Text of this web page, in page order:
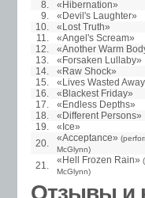
8.
«Hibernation»
9.
«Devil's Laughter»
10.
«Lost Truth»
11.
«Angel's Scream»
12.
«Another Warm
13.
«Forsaken Lullaby»
14.
«Raw Shock»
15.
«Lives Wasted
16.
«Blackest Friday»
17.
«Endless Depths»
18.
«Different Persons»
19.
«Ice»
20.
«Acceptance»
McGlynn)
21.
«Hell Frozen Rain»
McGlynn)